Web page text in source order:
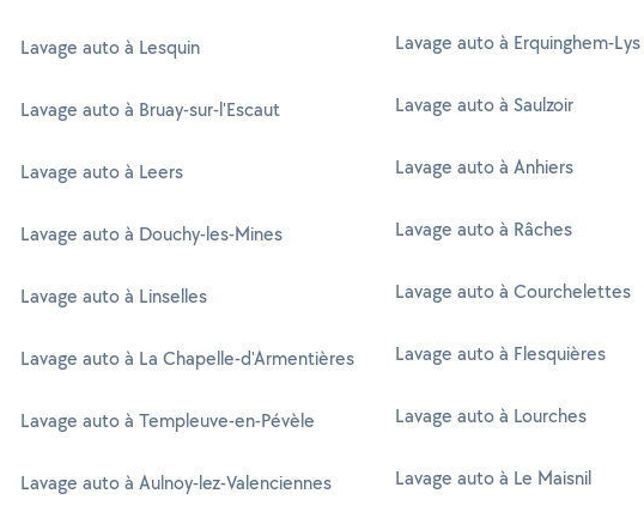
Lavage auto à Lesquin
Lavage auto à Bruay-sur-l'Escaut
Lavage auto à Leers
Lavage auto à Douchy-les-Mines
Lavage auto à Linselles
Lavage auto à La Chapelle-d'Armentières
Lavage auto à Templeuve-en-Pévèle
Lavage auto à Aulnoy-lez-Valenciennes
Lavage auto à Erquinghem-Lys
Lavage auto à Saulzoir
Lavage auto à Anhiers
Lavage auto à Râches
Lavage auto à Courchelettes
Lavage auto à Flesquières
Lavage auto à Lourches
Lavage auto à Le Maisnil